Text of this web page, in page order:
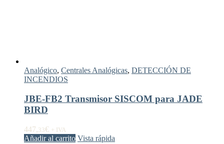
Analógico, Centrales Analógicas, DETECCIÓN DE
INCENDIOS
JBE-FB2 Transmisor SISCOM para JADE
BIRD
447,33€ + IVA
Añadir al carrito Vista rápida